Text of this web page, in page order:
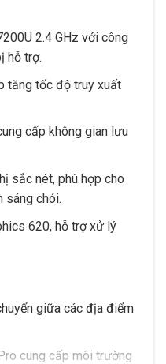
2.4 GHz với công
hỗ trợ.
tăng tốc độ truy xuất
cấp không gian lưu
sắc nét, phù hợp cho
sáng chói.
620, hỗ trợ xử lý
giữa các địa điểm
cung cấp môi trường